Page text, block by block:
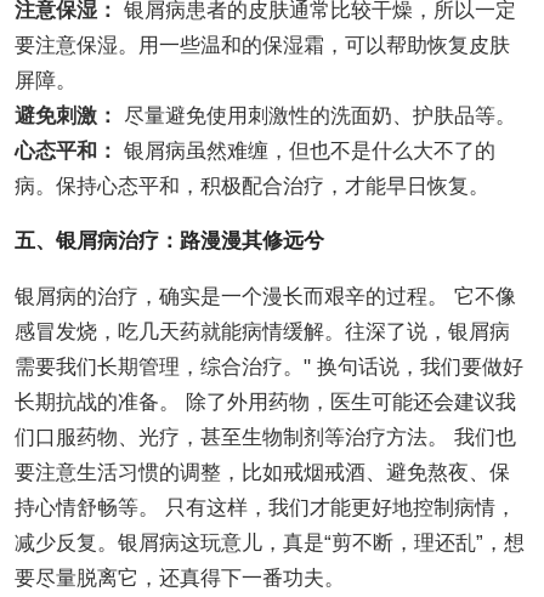
注意保湿： 银屑病患者的皮肤通常比较干燥，所以一定
要注意保湿。用一些温和的保湿霜，可以帮助恢复皮肤
屏障。
避免刺激：
尽量避免使用刺激性的洗面奶、护肤品等。
心态平和： 银屑病虽然难缠，但也不是什么大不了的
病。保持心态平和，积极配合治疗，才能早日恢复。
五、银屑病治疗：路漫漫其修远兮
银屑病的治疗，确实是一个漫长而艰辛的过程。 它不像
感冒发烧，吃几天药就能病情缓解。往深了说，银屑病
需要我们长期管理，综合治疗。" 换句话说，我们要做好
长期抗战的准备。 除了外用药物，医生可能还会建议我
们口服药物、光疗，甚至生物制剂等治疗方法。 我们也
要注意生活习惯的调整，比如戒烟戒酒、避免熬夜、保
持心情舒畅等。 只有这样，我们才能更好地控制病情，
减少反复。银屑病这玩意儿，真是“剪不断，理还乱”，想
要尽量脱离它，还真得下一番功夫。